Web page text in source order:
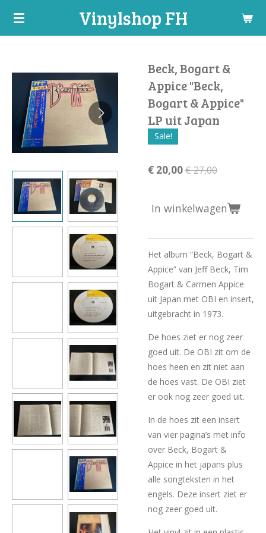
Ga
hoofdinhoud
Vinylshop FH
Beck, Bogart &
Appice "Beck,
Bogart & Appice"
LP uit Japan
Sale!
€ 20,00€ 27,00
In winkelwagen
Het album “Beck, Bogart &
Appice” van Jeff Beck, Tim
Bogart & Carmen Appice
uit Japan met OBI en insert,
uitgebracht in 1973.
De hoes ziet er nog zeer
goed uit. De OBI zit om de
hoes heen en zit niet aan
de hoes vast. De OBI ziet
er ook nog zeer goed uit.
In de hoes zit een insert
van vier pagina’s met info
over Beck, Bogart &
Appice in het japans plus
alle songteksten in het
engels. Deze insert ziet er
nog zeer goed uit.